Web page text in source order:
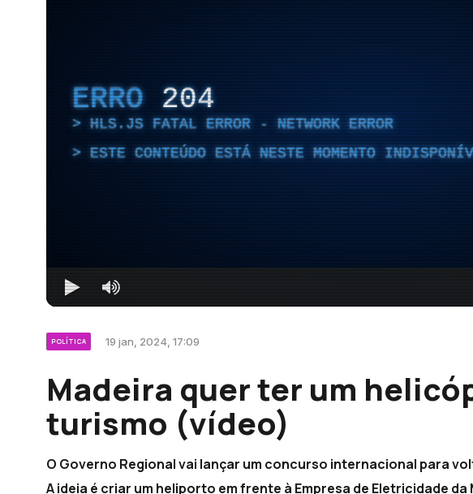
ERRO 204
HLS.JS FATAL ERROR - NETWORK ERROR
ESTE CONTEÚDO ESTÁ NESTE MOMENTO
POLÍTICA 19 jan, 2024, 17:09
Madeira quer ter um
turismo (vídeo)
O Governo Regional vai lançar um concurso internacional para
A ideia é criar um heliporto em frente à Empresa de Eletricidade da